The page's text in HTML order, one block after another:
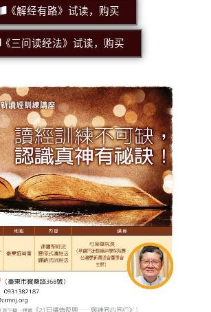
《解经有路》试读，购买
《三问读经法》试读，购买